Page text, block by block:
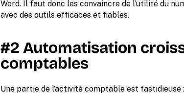
Word. Il faut donc les convaincre de l’utilité du
avec des outils efficaces et fiables.
#2 Automatisation
comptables
Une partie de l’activité comptable est